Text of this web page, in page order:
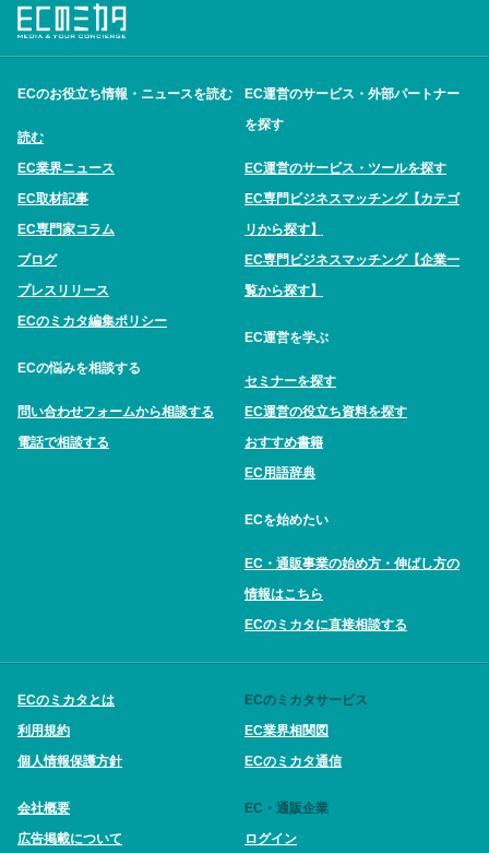
ECのお役立ち情報・ニュースを読む
読む
EC業界ニュース
EC取材記事
EC専門家コラム
ブログ
プレスリリース
ECのミカタ編集ポリシー
ECの悩みを相談する
問い合わせフォームから相談する
電話で相談する
EC運営のサービス・外部パートナー
を探す
EC運営のサービス・ツールを探す
EC専門ビジネスマッチング【カテゴ
リから探す】
EC専門ビジネスマッチング【企業一
覧から探す】
EC運営を学ぶ
セミナーを探す
EC運営の役立ち資料を探す
おすすめ書籍
EC用語辞典
ECを始めたい
EC・通販事業の始め方・伸ばし方の
情報はこちら
ECのミカタに直接相談する
ECのミカタとは
利用規約
個人情報保護方針
会社概要
広告掲載について
ECのミカタサービス
EC業界相関図
ECのミカタ通信
EC・通販企業
ログイン